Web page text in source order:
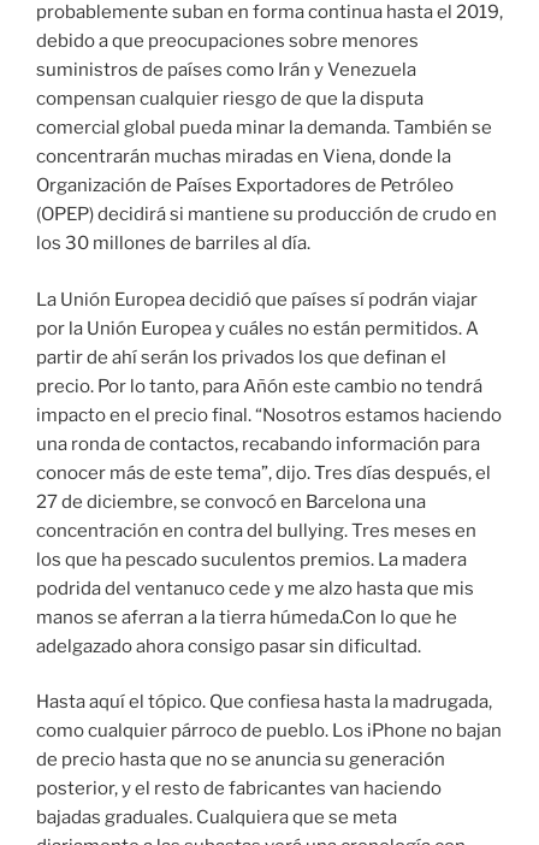
probablemente suban en forma continua hasta el 2019,
debido a que preocupaciones sobre menores
suministros de países como Irán y Venezuela
compensan cualquier riesgo de que la disputa
comercial global pueda minar la demanda. También se
concentrarán muchas miradas en Viena, donde la
Organización de Países Exportadores de Petróleo
(OPEP) decidirá si mantiene su producción de crudo en
los 30 millones de barriles al día.
La Unión Europea decidió que países sí podrán viajar
por la Unión Europea y cuáles no están permitidos. A
partir de ahí serán los privados los que definan el
precio. Por lo tanto, para Añón este cambio no tendrá
impacto en el precio final. “Nosotros estamos haciendo
una ronda de contactos, recabando información para
conocer más de este tema”, dijo. Tres días después, el
27 de diciembre, se convocó en Barcelona una
concentración en contra del bullying. Tres meses en
los que ha pescado suculentos premios. La madera
podrida del ventanuco cede y me alzo hasta que mis
manos se aferran a la tierra húmeda.Con lo que he
adelgazado ahora consigo pasar sin dificultad.
Hasta aquí el tópico. Que confiesa hasta la madrugada,
como cualquier párroco de pueblo. Los iPhone no bajan
de precio hasta que no se anuncia su generación
posterior, y el resto de fabricantes van haciendo
bajadas graduales. Cualquiera que se meta